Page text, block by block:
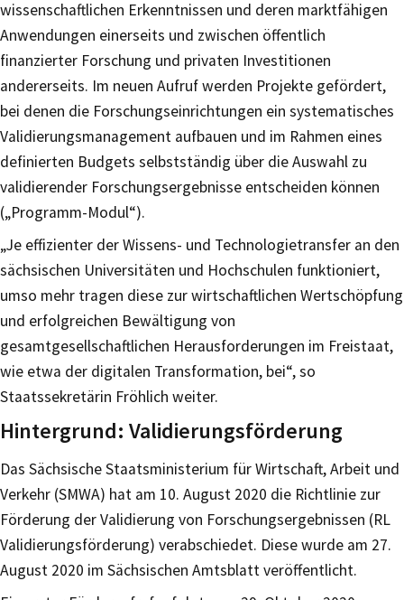
wissenschaftlichen Erkenntnissen und deren marktfähigen
Anwendungen einerseits und zwischen öffentlich
finanzierter Forschung und privaten Investitionen
andererseits. Im neuen Aufruf werden Projekte gefördert,
bei denen die Forschungseinrichtungen ein systematisches
Validierungsmanagement aufbauen und im Rahmen eines
definierten Budgets selbstständig über die Auswahl zu
validierender Forschungsergebnisse entscheiden können
(„Programm-Modul“).
„Je effizienter der Wissens- und Technologietransfer an den
sächsischen Universitäten und Hochschulen funktioniert,
umso mehr tragen diese zur wirtschaftlichen Wertschöpfung
und erfolgreichen Bewältigung von
gesamtgesellschaftlichen Herausforderungen im Freistaat,
wie etwa der digitalen Transformation, bei“, so
Staatssekretärin Fröhlich weiter.
Hintergrund: Validierungsförderung
Das Sächsische Staatsministerium für Wirtschaft, Arbeit und
Verkehr (SMWA) hat am 10. August 2020 die Richtlinie zur
Förderung der Validierung von Forschungsergebnissen (RL
Validierungsförderung) verabschiedet. Diese wurde am 27.
August 2020 im Sächsischen Amtsblatt veröffentlicht.